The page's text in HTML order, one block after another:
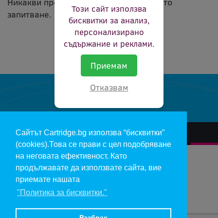
Сайтът Cartridge.bg използва “бисквитки”
(cookies).Това се прави с цел подобряване
на неговата ефективност. Като
продължавате да използвате сайта, вие
приемате нашата
"Политика за бисквитки."
запитване.
Този сайт използва
бисквитки за анализ,
персонализирано
съдържание и реклами.
Приемам
Отказвам
За нас Гаранции и рекламации Контакт Доставка
Отказ и връщане на продукти Общи условия за ползване
Изкупуване на празни касети
Цените в евро са изчислени по фиксирания курс 1 € = 1.95583 лв.